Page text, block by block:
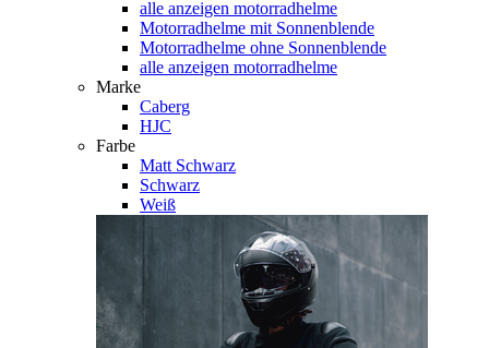
alle anzeigen motorradhelme
Motorradhelme mit Sonnenblende
Motorradhelme ohne Sonnenblende
alle anzeigen motorradhelme
Marke
Caberg
HJC
Farbe
Matt Schwarz
Schwarz
Weiß